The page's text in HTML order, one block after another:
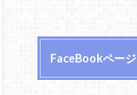
FaceBookページ